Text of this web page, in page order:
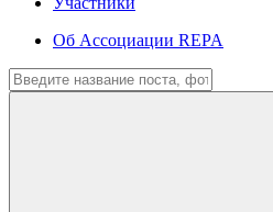
Об Ассоциации REPA